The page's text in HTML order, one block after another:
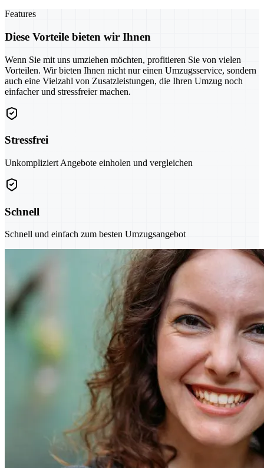
Features
Diese Vorteile bieten wir Ihnen
Wenn Sie mit uns umziehen möchten, profitieren Sie von vielen
Vorteilen. Wir bieten Ihnen nicht nur einen Umzugsservice, sondern
auch eine Vielzahl von Zusatzleistungen, die Ihren Umzug noch
einfacher und stressfreier machen.
Stressfrei
Unkompliziert Angebote einholen und vergleichen
Schnell
Schnell und einfach zum besten Umzugsangebot